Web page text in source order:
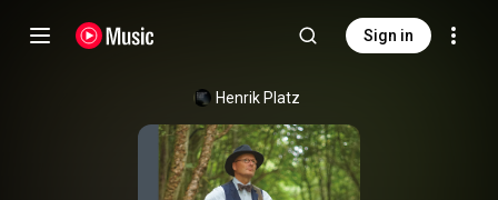
Sign in
Henrik Platz